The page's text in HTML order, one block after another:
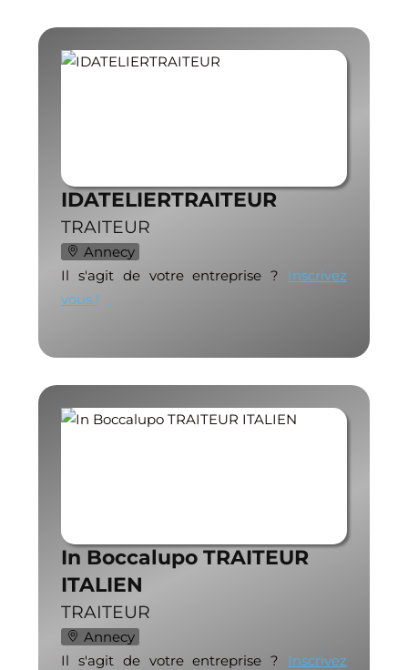
IDATELIERTRAITEUR
TRAITEUR
Annecy
Il s'agit de votre entreprise ? Inscrivez
vous !
In Boccalupo TRAITEUR
ITALIEN
TRAITEUR
Annecy
Il s'agit de votre entreprise ? Inscrivez